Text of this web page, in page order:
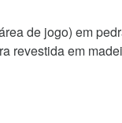
de jogo) em
revestida em